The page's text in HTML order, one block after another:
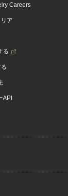
Careers
ア
る
API